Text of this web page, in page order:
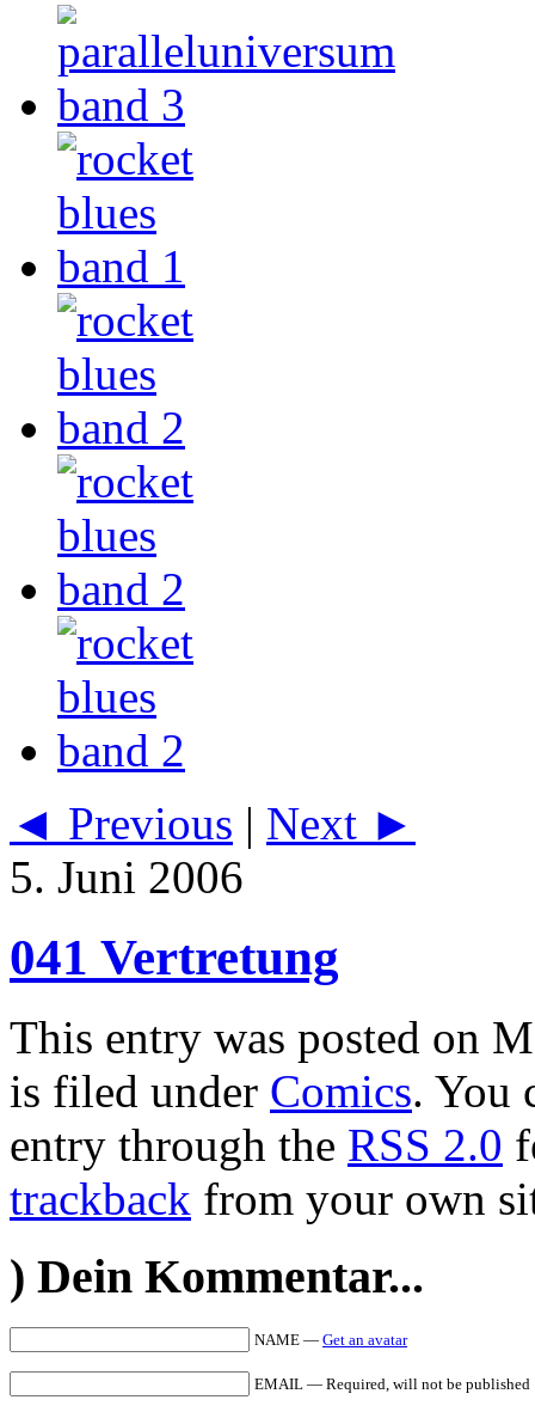
◄ Previous | Next ►
5. Juni 2006
041 Vertretung
This entry was posted on
is filed under Comics. You
entry through the RSS 2.0
trackback from your own
) Dein Kommentar...
NAME — Get an avatar
EMAIL — Required, will not be published